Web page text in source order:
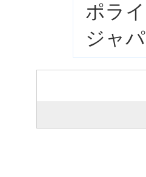
ポラ
ジャ